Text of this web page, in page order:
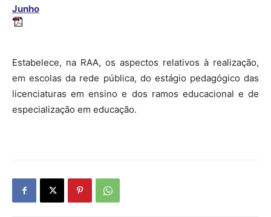
Junho
Estabelece, na RAA, os aspectos relativos à realização,
em escolas da rede pública, do estágio pedagógico das
licenciaturas em ensino e dos ramos educacional e de
especialização em educação.